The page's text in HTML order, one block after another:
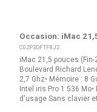
Occasion: iMac
C02P3DFTF8J2
iMac 21,5 pouces
Boulevard Richard
2,7 Ghz• Mémoire : 8
Intel iris Pro 1 536
d'usage Sans clavier